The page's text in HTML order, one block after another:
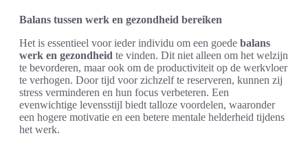
Balans tussen werk en gezondheid bereiken
Het is essentieel voor ieder individu om een goede balans
werk en gezondheid te vinden. Dit niet alleen om het welzijn
te bevorderen, maar ook om de productiviteit op de werkvloer
te verhogen. Door tijd voor zichzelf te reserveren, kunnen zij
stress verminderen en hun focus verbeteren. Een
evenwichtige levensstijl biedt talloze voordelen, waaronder
een hogere motivatie en een betere mentale helderheid tijdens
het werk.